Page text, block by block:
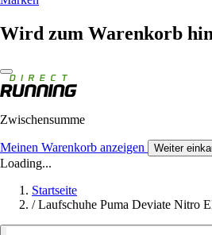
Wird zum Warenkorb
Zwischensumme
Meinen Warenkorb anzeigen Weiter
Loading...
Startseite
/ Laufschuhe Puma Deviate Nitro